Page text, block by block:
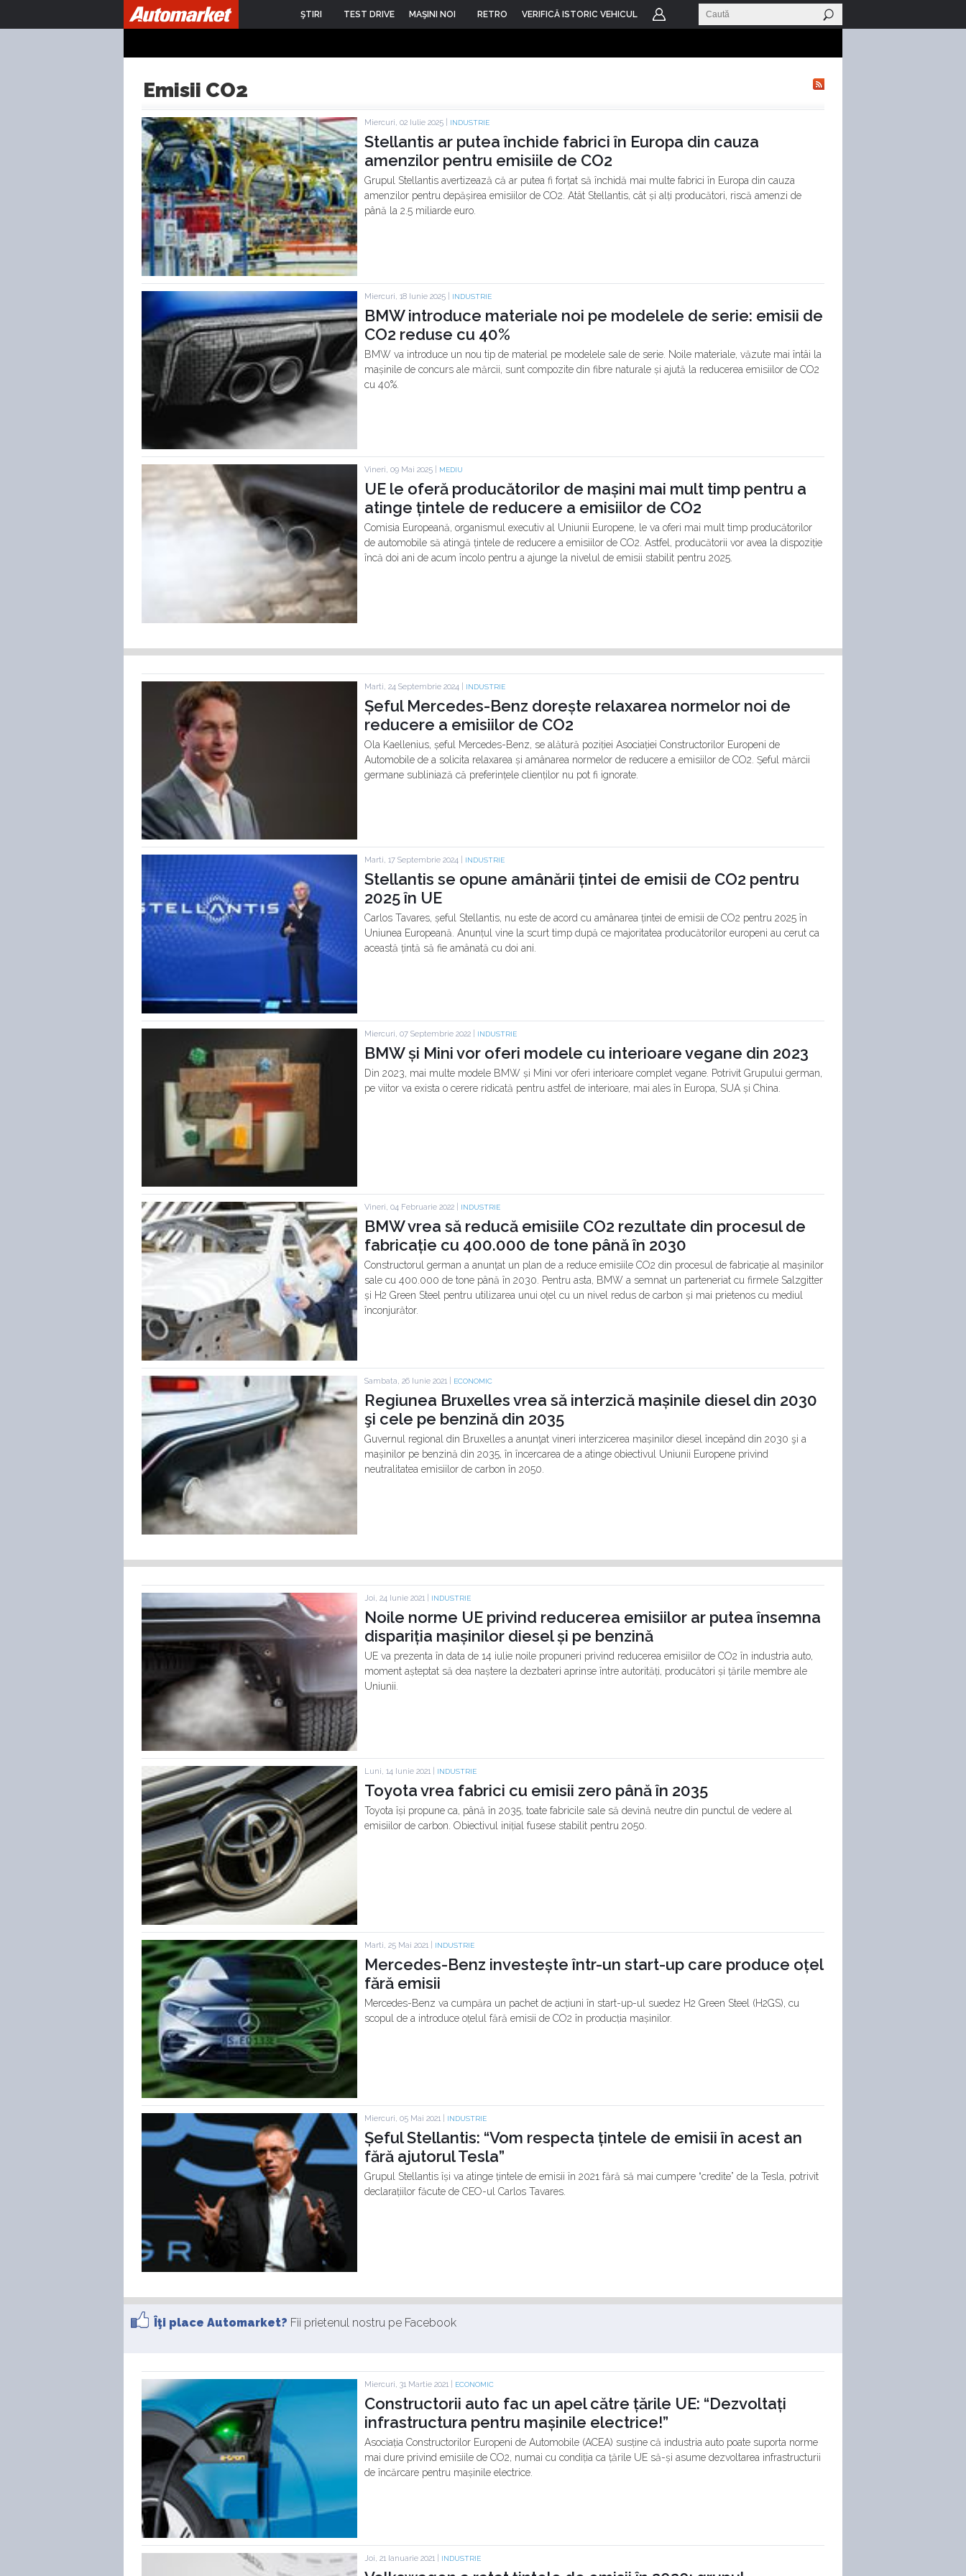
ŞTIRI TEST DRIVE MAŞINI NOI RETRO VERIFICĂ ISTORIC VEHICUL
Emisii CO2
Miercuri, 02 Iulie 2025 | INDUSTRIE
Stellantis ar putea închide fabrici în Europa din cauza
amenzilor pentru emisiile de CO2
Grupul Stellantis avertizează că ar putea fi forțat să închidă mai multe fabrici în Europa din cauza
amenzilor pentru depășirea emisiilor de CO2. Atât Stellantis, cât și alți producători, riscă amenzi de
până la 2.5 miliarde euro.
Miercuri, 18 Iunie 2025 | INDUSTRIE
BMW introduce materiale noi pe modelele de serie: emisii de
CO2 reduse cu 40%
BMW va introduce un nou tip de material pe modelele sale de serie. Noile materiale, văzute mai întâi la
mașinile de concurs ale mărcii, sunt compozite din fibre naturale și ajută la reducerea emisiilor de CO2
cu 40%.
Vineri, 09 Mai 2025 | MEDIU
UE le oferă producătorilor de mașini mai mult timp pentru a
atinge țintele de reducere a emisiilor de CO2
Comisia Europeană, organismul executiv al Uniunii Europene, le va oferi mai mult timp producătorilor
de automobile să atingă țintele de reducere a emisiilor de CO2. Astfel, producătorii vor avea la dispoziție
încă doi ani de acum încolo pentru a ajunge la nivelul de emisii stabilit pentru 2025.
Marti, 24 Septembrie 2024 | INDUSTRIE
Șeful Mercedes-Benz dorește relaxarea normelor noi de
reducere a emisiilor de CO2
Ola Kaellenius, șeful Mercedes-Benz, se alătură poziției Asociației Constructorilor Europeni de
Automobile de a solicita relaxarea și amânarea normelor de reducere a emisiilor de CO2. Șeful mărcii
germane subliniază că preferințele clienților nu pot fi ignorate.
Marti, 17 Septembrie 2024 | INDUSTRIE
Stellantis se opune amânării țintei de emisii de CO2 pentru
2025 în UE
Carlos Tavares, șeful Stellantis, nu este de acord cu amânarea țintei de emisii de CO2 pentru 2025 în
Uniunea Europeană. Anunțul vine la scurt timp după ce majoritatea producătorilor europeni au cerut ca
această țintă să fie amânată cu doi ani.
Miercuri, 07 Septembrie 2022 | INDUSTRIE
BMW și Mini vor oferi modele cu interioare vegane din 2023
Din 2023, mai multe modele BMW și Mini vor oferi interioare complet vegane. Potrivit Grupului german,
pe viitor va exista o cerere ridicată pentru astfel de interioare, mai ales în Europa, SUA și China.
Vineri, 04 Februarie 2022 | INDUSTRIE
BMW vrea să reducă emisiile CO2 rezultate din procesul de
fabricație cu 400.000 de tone până în 2030
Constructorul german a anunțat un plan de a reduce emisiile CO2 din procesul de fabricație al mașinilor
sale cu 400.000 de tone până în 2030. Pentru asta, BMW a semnat un parteneriat cu firmele Salzgitter
și H2 Green Steel pentru utilizarea unui oțel cu un nivel redus de carbon și mai prietenos cu mediul
înconjurător.
Sambata, 26 Iunie 2021 | ECONOMIC
Regiunea Bruxelles vrea să interzică mașinile diesel din 2030
şi cele pe benzină din 2035
Guvernul regional din Bruxelles a anunţat vineri interzicerea mașinilor diesel începând din 2030 şi a
mașinilor pe benzină din 2035, în încercarea de a atinge obiectivul Uniunii Europene privind
neutralitatea emisiilor de carbon în 2050.
Joi, 24 Iunie 2021 | INDUSTRIE
Noile norme UE privind reducerea emisiilor ar putea însemna
dispariția mașinilor diesel și pe benzină
UE va prezenta în data de 14 iulie noile propuneri privind reducerea emisiilor de CO2 în industria auto,
moment așteptat să dea naștere la dezbateri aprinse între autorități, producători și țările membre ale
Uniunii.
Luni, 14 Iunie 2021 | INDUSTRIE
Toyota vrea fabrici cu emisii zero până în 2035
Toyota își propune ca, până în 2035, toate fabricile sale să devină neutre din punctul de vedere al
emisiilor de carbon. Obiectivul inițial fusese stabilit pentru 2050.
Marti, 25 Mai 2021 | INDUSTRIE
Mercedes-Benz investește într-un start-up care produce oțel
fără emisii
Mercedes-Benz va cumpăra un pachet de acțiuni în start-up-ul suedez H2 Green Steel (H2GS), cu
scopul de a introduce oțelul fără emisii de CO2 în producția mașinilor.
Miercuri, 05 Mai 2021 | INDUSTRIE
Șeful Stellantis: “Vom respecta țintele de emisii în acest an
fără ajutorul Tesla”
Grupul Stellantis își va atinge țintele de emisii în 2021 fără să mai cumpere “credite” de la Tesla, potrivit
declarațiilor făcute de CEO-ul Carlos Tavares.
Îţi place Automarket? Fii prietenul nostru pe Facebook
Miercuri, 31 Martie 2021 | ECONOMIC
Constructorii auto fac un apel către țările UE: “Dezvoltați
infrastructura pentru mașinile electrice!”
Asociația Constructorilor Europeni de Automobile (ACEA) susține că industria auto poate suporta norme
mai dure privind emisiile de CO2, numai cu condiția ca țările UE să-și asume dezvoltarea infrastructurii
de încărcare pentru mașinile electrice.
Joi, 21 Ianuarie 2021 | INDUSTRIE